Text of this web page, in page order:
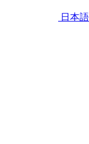
日本語